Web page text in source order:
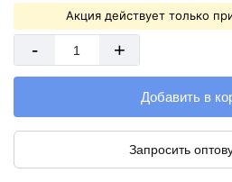
Акция действует только
- +
Добавить в
Запросить